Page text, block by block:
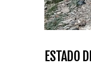
ESTADO